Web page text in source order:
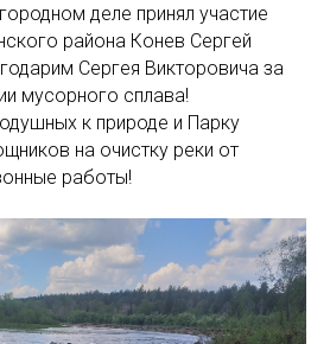
деле принял участие
района Конев Сергей
Сергея Викторовича за
мусорного сплава!
к природе и Парку
на очистку реки от
работы!